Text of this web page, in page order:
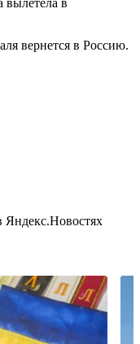
вернется в Россию.